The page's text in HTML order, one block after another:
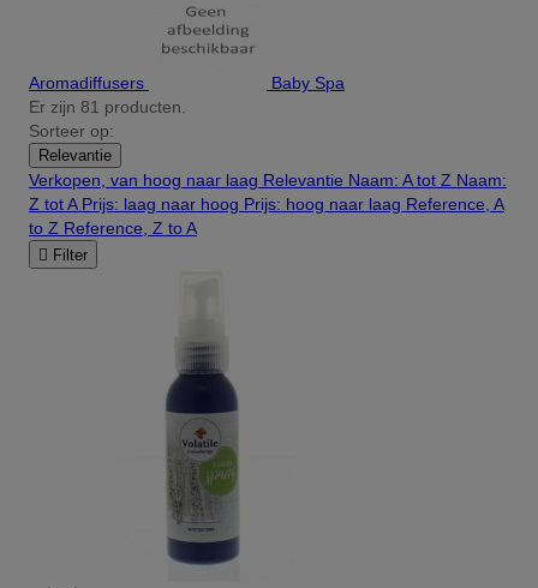
Aromadiffusers
Baby Spa
Er zijn 81 producten.
Sorteer op:
Relevantie
Verkopen, van hoog naar laag Relevantie Naam: A tot Z Naam:
Z tot A Prijs: laag naar hoog Prijs: hoog naar laag Reference, A
to Z Reference, Z to A
 Filter